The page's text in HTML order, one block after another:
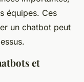
équipes. Ces
un chatbot peut
et